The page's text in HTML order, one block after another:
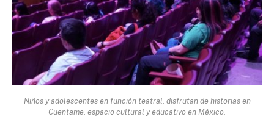
Niños y adolescentes en función teatral, disfrutan de historias en
Cuentame, espacio cultural y educativo en México.